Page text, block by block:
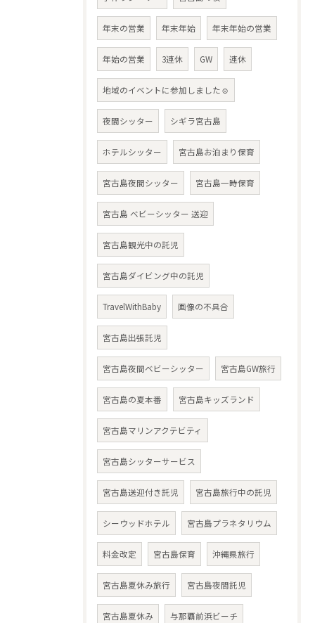
年末の営業 年末年始 年末年始の営業
年始の営業 3連休 GW 連休
地域のイベントに参加しました☺︎
夜間シッター シギラ宮古島
ホテルシッター 宮古島お泊まり保育
宮古島夜間シッター 宮古島一時保育
宮古島 ベビーシッター 送迎
宮古島観光中の託児
宮古島ダイビング中の託児
TravelWithBaby 画像の不具合
宮古島出張託児
宮古島夜間ベビーシッター 宮古島GW旅行
宮古島の夏本番 宮古島キッズランド
宮古島マリンアクテビティ
宮古島シッターサービス
宮古島送迎付き託児 宮古島旅行中の託児
シーウッドホテル 宮古島プラネタリウム
料金改定 宮古島保育 沖縄県旅行
宮古島夏休み旅行 宮古島夜間託児
宮古島夏休み 与那覇前浜ビーチ